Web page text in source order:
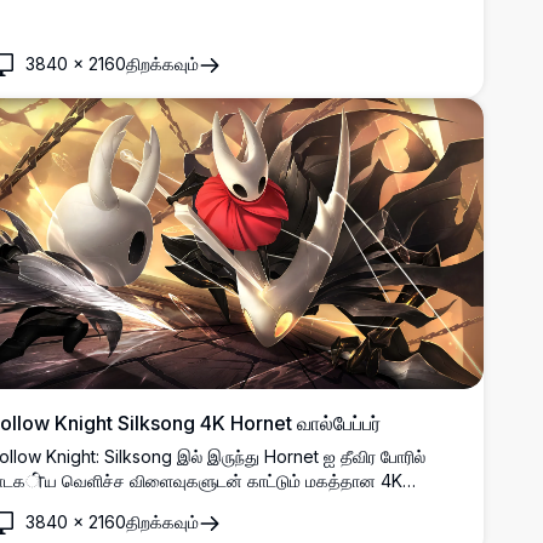
3840 × 2160திறக்கவும்
Knight Silksong 4K Hornet வால்பேப்பர்
Knight: Silksong இல் இருந்து Hornet ஐ தீவிர போரில்
வெளிச்ச விளைவுகளுடன் காட்டும் மகத்தான 4K
வளிமண்டல பின்னணிகளுக்கு எதிராக செலுத்துவதை காட்டும்
3840 × 2160திறக்கவும்